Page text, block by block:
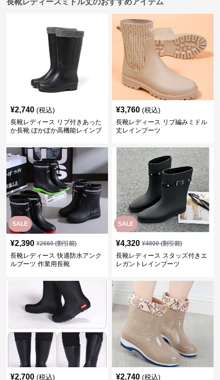
2,740 (税込)
か長靴 ぽかぽか高機能レインブ
ーツ
3,760 (税込)
長靴レディース リブ編みミドル
丈レインブーツ
SALE
¥2,390 ¥2660(割引前)
長靴レディース 快適防水アンク
ルブーツ 作業用長靴
SALE
¥4,320 ¥4800(割引前)
レガントレインブーツ
2,700 (税込)
長靴レディース 長靴 軽量防水
活動的レインブーツ
¥ 2,740 (税込)
長靴レディース 雨の日も快適 花
柄デザイン長靴